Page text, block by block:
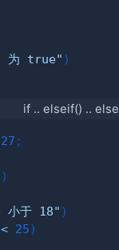
为 true" )
if .. elseif() .. else
27 ;
)
小于 18" )
< 25)